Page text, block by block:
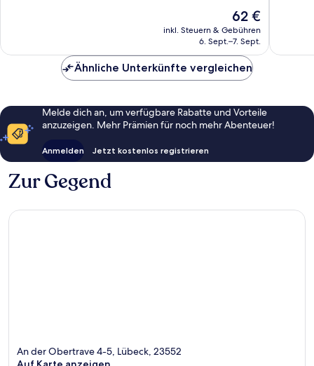
Der
Preis
beträgt
62 €
inkl. Steuern & Gebühren
6. Sept.–7. Sept.
Ähnliche Unterkünfte vergleichen
Melde dich an, um verfügbare Rabatte und Vorteile
anzuzeigen. Mehr Prämien für noch mehr Abenteuer!
Anmelden Jetzt kostenlos registrieren
Zur Gegend
An der Obertrave 4-5, Lübeck, 23552